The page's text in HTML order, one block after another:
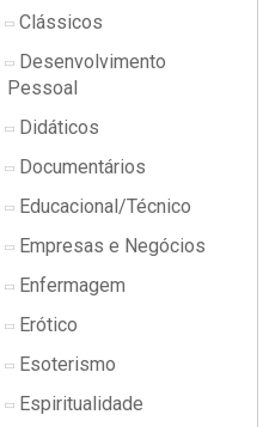
Clássicos
Desenvolvimento
Pessoal
Didáticos
Documentários
Educacional/Técnico
Empresas e Negócios
Enfermagem
Erótico
Esoterismo
Espiritualidade